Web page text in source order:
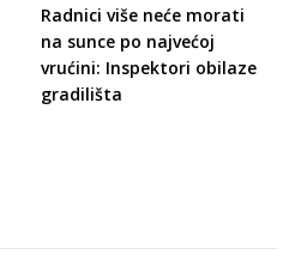
Radnici više neće morati
na sunce po najvećoj
vrućini: Inspektori obilaze
gradilišta